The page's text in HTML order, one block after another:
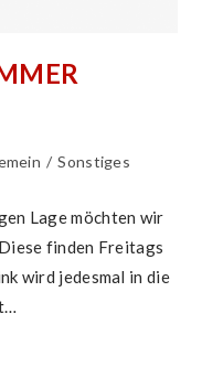
/ Sonstiges
Lage möchten wir
finden Freitags
wird jedesmal in die